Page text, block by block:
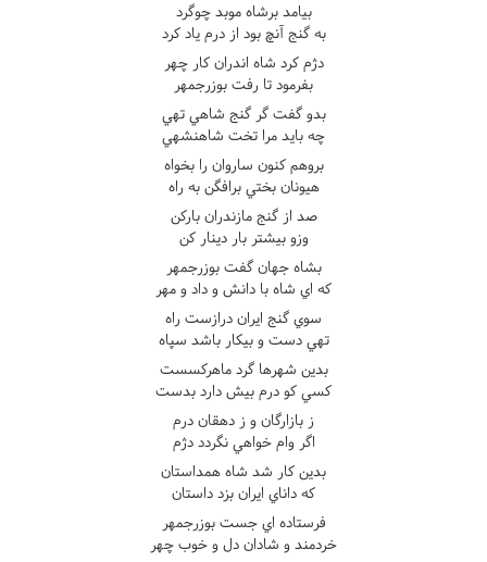
بيامد برشاه موبد چوگرد
به گنج آنچ بود از درم ياد کرد
دژم کرد شاه اندران کار چهر
بفرمود تا رفت بوزرجمهر
بدو گفت گر گنج شاهي تهي
چه بايد مرا تخت شاهنشهي
بروهم کنون ساروان را بخواه
هيونان بختي برافگن به راه
صد از گنج مازندران بارکن
وزو بيشتر بار دينار کن
بشاه جهان گفت بوزرجمهر
که اي شاه با دانش و داد و مهر
سوي گنج ايران درازست راه
تهي دست و بيکار باشد سپاه
بدين شهرها گرد ماهرکسست
کسي کو درم بيش دارد بدست
ز بازارگان و ز دهقان درم
اگر وام خواهي نگردد دژم
بدين کار شد شاه همداستان
که داناي ايران بزد داستان
فرستاده اي جست بوزرجمهر
خردمند و شادان دل و خوب چهر